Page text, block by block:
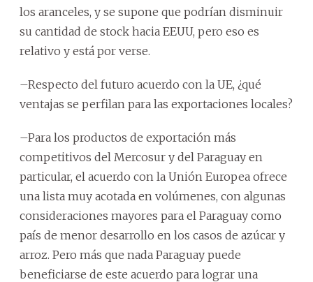
los aranceles, y se supone que podrían disminuir
su cantidad de stock hacia EEUU, pero eso es
relativo y está por verse.
–Respecto del futuro acuerdo con la UE, ¿qué
ventajas se perfilan para las exportaciones locales?
–Para los productos de exportación más
competitivos del Mercosur y del Paraguay en
particular, el acuerdo con la Unión Europea ofrece
una lista muy acotada en volúmenes, con algunas
consideraciones mayores para el Paraguay como
país de menor desarrollo en los casos de azúcar y
arroz. Pero más que nada Paraguay puede
beneficiarse de este acuerdo para lograr una